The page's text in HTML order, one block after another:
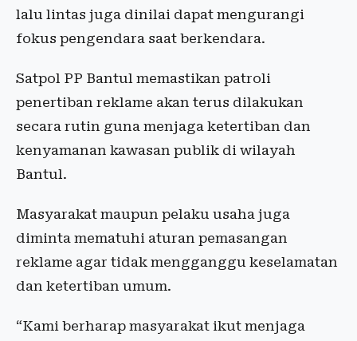
lalu lintas juga dinilai dapat mengurangi
fokus pengendara saat berkendara.
Satpol PP Bantul memastikan patroli
penertiban reklame akan terus dilakukan
secara rutin guna menjaga ketertiban dan
kenyamanan kawasan publik di wilayah
Bantul.
Masyarakat maupun pelaku usaha juga
diminta mematuhi aturan pemasangan
reklame agar tidak mengganggu keselamatan
dan ketertiban umum.
“Kami berharap masyarakat ikut menjaga